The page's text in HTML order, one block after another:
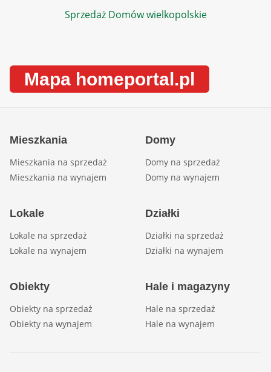
Sprzedaż Domów wielkopolskie
Mapa homeportal.pl
Mieszkania
Mieszkania na sprzedaż
Mieszkania na wynajem
Domy
Domy na sprzedaż
Domy na wynajem
Lokale
Lokale na sprzedaż
Lokale na wynajem
Działki
Działki na sprzedaż
Działki na wynajem
Obiekty
Obiekty na sprzedaż
Obiekty na wynajem
Hale i magazyny
Hale na sprzedaż
Hale na wynajem